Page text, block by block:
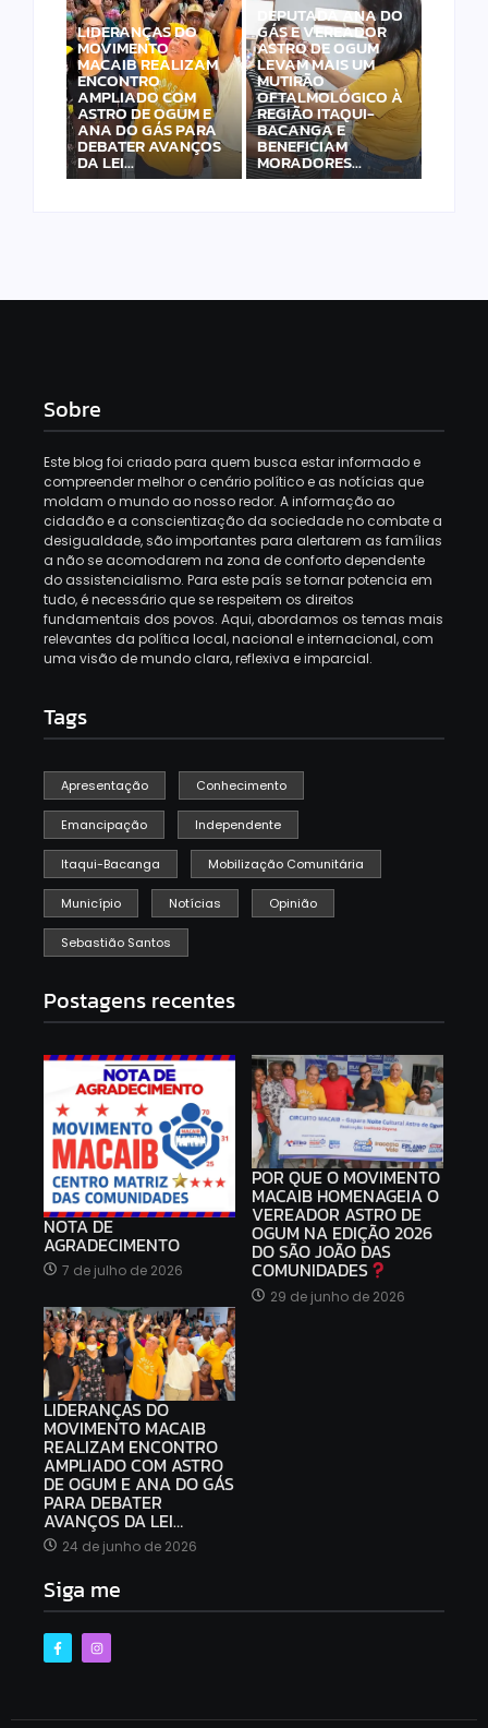
LIDERANÇAS DO
MOVIMENTO
MACAIB REALIZAM
ENCONTRO
AMPLIADO COM
ASTRO DE OGUM E
ANA DO GÁS PARA
DEBATER AVANÇOS
DA LEI…
DEPUTADA ANA DO
GÁS E VEREADOR
ASTRO DE OGUM
LEVAM MAIS UM
MUTIRÃO
OFTALMOLÓGICO À
REGIÃO ITAQUI-
BACANGA E
BENEFICIAM
MORADORES…
Sobre
Este blog foi criado para quem busca estar informado e
compreender melhor o cenário político e as notícias que
moldam o mundo ao nosso redor. A informação ao
cidadão e a conscientização da sociedade no combate a
desigualdade, são importantes para alertarem as famílias
a não se acomodarem na zona de conforto dependente
do assistencialismo. Para este país se tornar potencia em
tudo, é necessário que se respeitem os direitos
fundamentais dos povos. Aqui, abordamos os temas mais
relevantes da política local, nacional e internacional, com
uma visão de mundo clara, reflexiva e imparcial.
Tags
Apresentação Conhecimento
Emancipação Independente
Itaqui-Bacanga Mobilização Comunitária
Município Notícias Opinião
Sebastião Santos
Postagens recentes
NOTA DE
AGRADECIMENTO
7 de julho de 2026
POR QUE O MOVIMENTO
MACAIB HOMENAGEIA O
VEREADOR ASTRO DE
OGUM NA EDIÇÃO 2026
DO SÃO JOÃO DAS
COMUNIDADES
29 de junho de 2026
LIDERANÇAS DO
MOVIMENTO MACAIB
REALIZAM ENCONTRO
AMPLIADO COM ASTRO
DE OGUM E ANA DO GÁS
PARA DEBATER
AVANÇOS DA LEI…
24 de junho de 2026
Siga me